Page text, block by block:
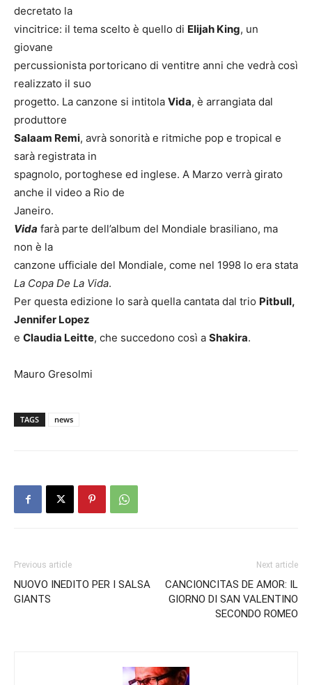
decretato la
vincitrice: il tema scelto è quello di Elijah King, un
giovane
percussionista portoricano di ventitre anni che vedrà così
realizzato il suo
progetto. La canzone si intitola Vida, è arrangiata dal
produttore
Salaam Remi, avrà sonorità e ritmiche pop e tropical e
sarà registrata in
spagnolo, portoghese ed inglese. A Marzo verrà girato
anche il video a Rio de
Janeiro.
Vida farà parte dell’album del Mondiale brasiliano, ma
non è la
canzone ufficiale del Mondiale, come nel 1998 lo era stata
La Copa De La Vida.
Per questa edizione lo sarà quella cantata dal trio Pitbull,
Jennifer Lopez
e Claudia Leitte, che succedono così a Shakira.
Mauro Gresolmi
TAGS news
Previous article
NUOVO INEDITO PER I SALSA
GIANTS
Next article
CANCIONCITAS DE AMOR: IL
GIORNO DI SAN VALENTINO
SECONDO ROMEO